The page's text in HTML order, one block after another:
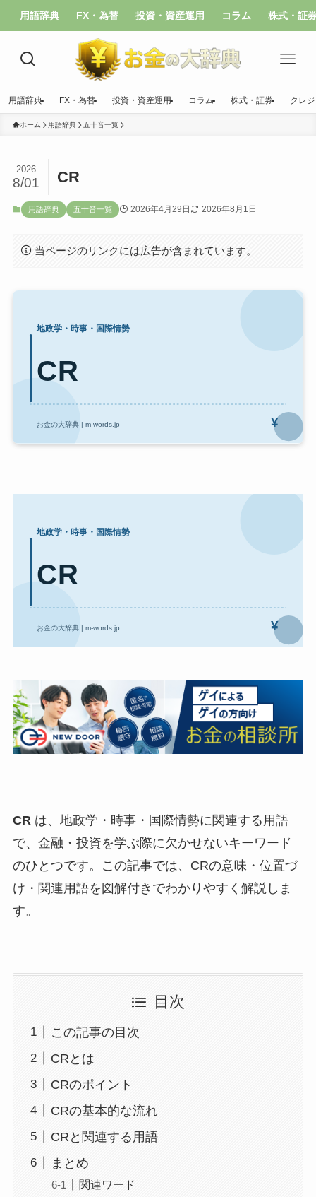
用語辞典 FX・為替 投資・資産運用 コラム 株式・証
用語辞典 FX・為替 投資・資産運用 コラム 株式・証券 クレ
ホーム 用語辞典 五十音一覧
CR
2026
8/01
用語辞典 五十音一覧 2026年4月29日 2026年8月1日
当ページのリンクには広告が含まれています。
CRは、地政学・時事・国際情勢に関連する用語
で、金融・投資を学ぶ際に欠かせないキーワード
のひとつです。この記事では、CRの意味・位置づ
け・関連用語を図解付きでわかりやすく解説しま
す。
目次
この記事の目次
CRとは
CRのポイント
CRの基本的な流れ
CRと関連する用語
まとめ
関連ワード